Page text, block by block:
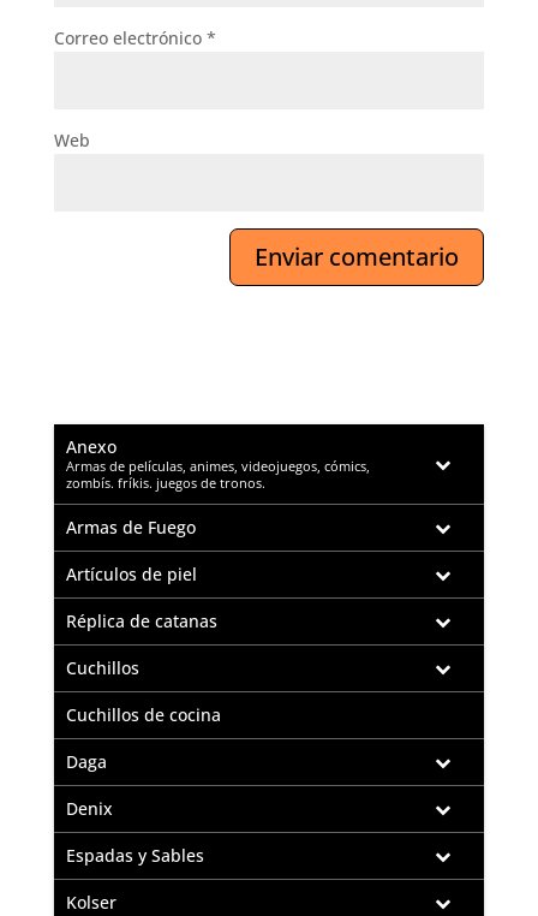
Correo electrónico *
Web
Anexo
–
Armas de películas, animes, videojuegos, cómics,
zombís. fríkis. juegos de tronos.
Armas de Fuego
Artículos de piel
Réplica de catanas
Cuchillos
Cuchillos de cocina
Daga
Denix
Espadas y Sables
Kolser